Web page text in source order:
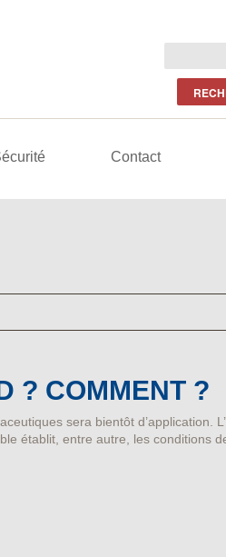
Contact
? COMMENT ?
sera bientôt d’application.
établit, entre autre, les conditions